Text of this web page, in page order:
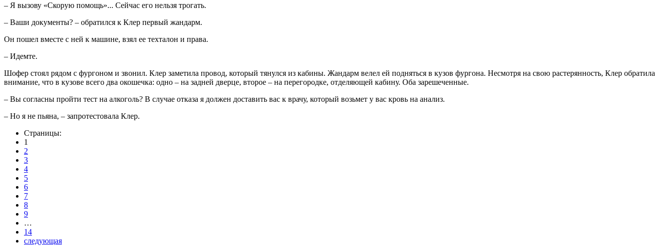
– Я вызову «Скорую помощь»... Сейчас его нельзя трогать.
– Ваши документы? – обратился к Клер первый жандарм.
Он пошел вместе с ней к машине, взял ее техталон и права.
– Идемте.
Шофер стоял рядом с фургоном и звонил. Клер заметила провод, который тянулся из кабины. Жандарм велел ей подняться в кузов фургона. Несмотря на свою растерянность, Клер обратила
внимание, что в кузове всего два окошечка: одно – на задней дверце, второе – на перегородке, отделяющей кабину. Оба зарешеченные.
– Вы согласны пройти тест на алкоголь? В случае отказа я должен доставить вас к врачу, который возьмет у вас кровь на анализ.
– Но я не пьяна, – запротестовала Клер.
Страницы:
1
2
3
4
5
6
7
8
9
…
14
следующая